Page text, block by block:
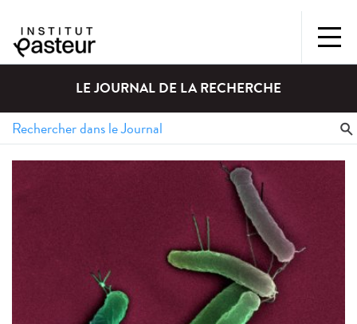
LE JOURNAL DE LA RECHERCHE